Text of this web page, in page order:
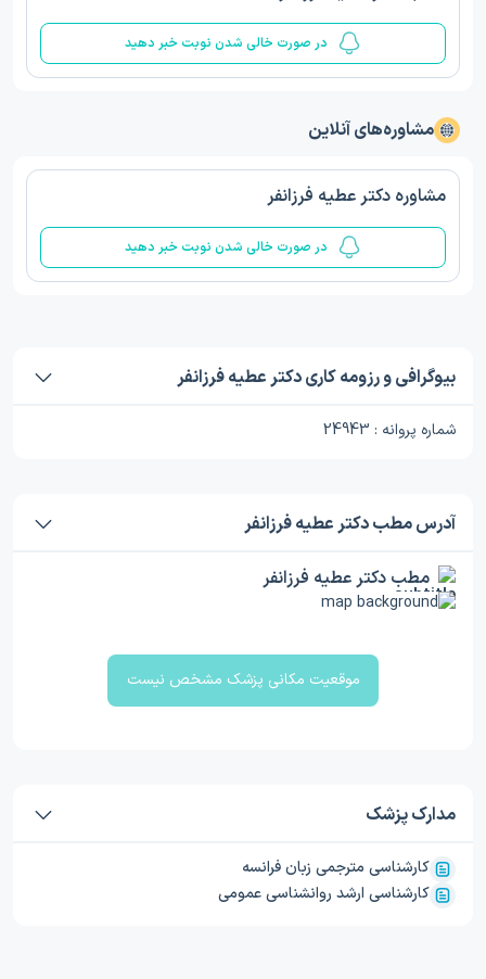
در صورت خالی شدن نوبت خبر دهید
مشاوره‌های آنلاین
مشاوره دکتر عطیه فرزانفر
در صورت خالی شدن نوبت خبر دهید
بیوگرافی و رزومه کاری دکتر عطیه فرزانفر
شماره پروانه : 24943
آدرس مطب دکتر عطیه فرزانفر
مطب دکتر عطیه فرزانفر
موقعیت مکانی پزشک مشخص نیست
مدارک پزشک
کارشناسی مترجمی زبان فرانسه
کارشناسی ارشد روانشناسی عمومی